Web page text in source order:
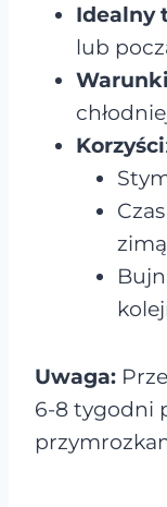
Idealny
lub
Warunki
Korzyści:
zimą
Uwaga:
6-8 tygodni